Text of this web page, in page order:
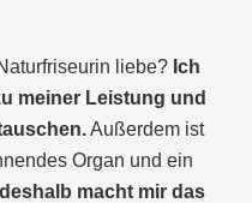
liebe? Ich
meiner Leistung und
Außerdem ist
Organ und ein
deshalb macht mir das